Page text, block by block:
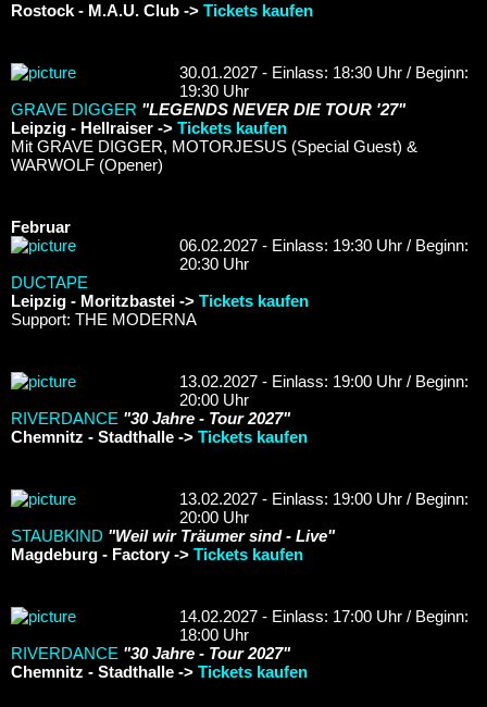
Rostock - M.A.U. Club -> Tickets kaufen
30.01.2027 - Einlass: 18:30 Uhr / Beginn:
19:30 Uhr
GRAVE DIGGER "LEGENDS NEVER DIE TOUR '27"
Leipzig - Hellraiser -> Tickets kaufen
Mit GRAVE DIGGER, MOTORJESUS (Special Guest) &
WARWOLF (Opener)
Februar
06.02.2027 - Einlass: 19:30 Uhr / Beginn:
20:30 Uhr
DUCTAPE
Leipzig - Moritzbastei -> Tickets kaufen
Support: THE MODERNA
13.02.2027 - Einlass: 19:00 Uhr / Beginn:
20:00 Uhr
RIVERDANCE "30 Jahre - Tour 2027"
Chemnitz - Stadthalle -> Tickets kaufen
13.02.2027 - Einlass: 19:00 Uhr / Beginn:
20:00 Uhr
STAUBKIND "Weil wir Träumer sind - Live"
Magdeburg - Factory -> Tickets kaufen
14.02.2027 - Einlass: 17:00 Uhr / Beginn:
18:00 Uhr
RIVERDANCE "30 Jahre - Tour 2027"
Chemnitz - Stadthalle -> Tickets kaufen